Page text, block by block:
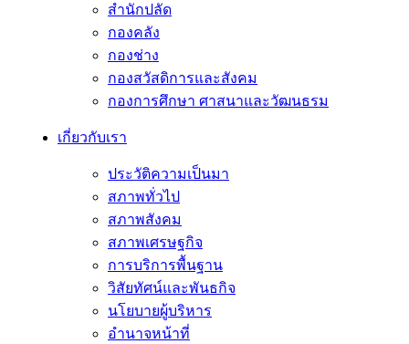
สำนักปลัด
กองคลัง
กองช่าง
กองสวัสดิการและสังคม
กองการศึกษา ศาสนาและวัฒนธรม
เกี่ยวกับเรา
ประวัติความเป็นมา
สภาพทั่วไป
สภาพสังคม
สภาพเศรษฐกิจ
การบริการพื้นฐาน
วิสัยทัศน์และพันธกิจ
นโยบายผู้บริหาร
อํานาจหน้าที่